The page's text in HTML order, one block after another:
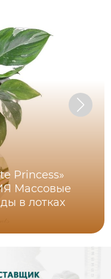
Princess»
Массовые
в лотках